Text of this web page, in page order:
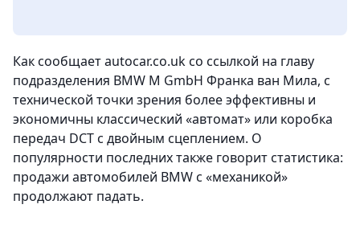
Как сообщает autocar.co.uk со ссылкой на главу
подразделения BMW M GmbH Франка ван Мила, с
технической точки зрения более эффективны и
экономичны классический «автомат» или коробка
передач DCT с двойным сцеплением. О
популярности последних также говорит статистика:
продажи автомобилей BMW с «механикой»
продолжают падать.